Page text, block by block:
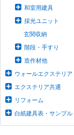
和室用建具
採光ユニット
玄関収納
階段・手すり
造作材他
ウォールエクステリア
エクステリア共通
リフォーム
白紙建具表・サンプル